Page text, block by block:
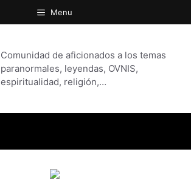
Menu
Comunidad de aficionados a los temas
paranormales, leyendas, OVNIS,
espiritualidad, religión,…